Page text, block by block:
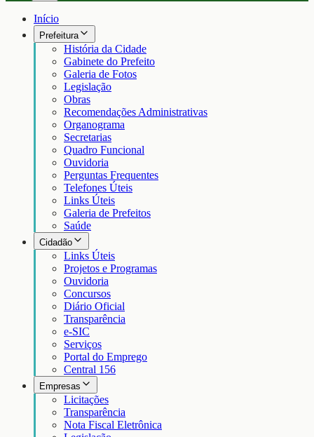
Início
Prefeitura
História da Cidade
Gabinete do Prefeito
Galeria de Fotos
Legislação
Obras
Recomendações Administrativas
Organograma
Secretarias
Quadro Funcional
Ouvidoria
Perguntas Frequentes
Telefones Úteis
Links Úteis
Galeria de Prefeitos
Saúde
Cidadão
Links Úteis
Projetos e Programas
Ouvidoria
Concursos
Diário Oficial
Transparência
e-SIC
Serviços
Portal do Emprego
Central 156
Empresas
Licitações
Transparência
Nota Fiscal Eletrônica